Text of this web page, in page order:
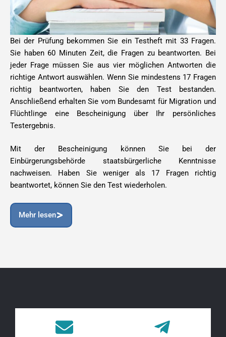
Bei der Prüfung bekommen Sie ein Testheft mit 33 Fragen.
Sie haben 60 Minuten Zeit, die Fragen zu beantworten. Bei
jeder Frage müssen Sie aus vier möglichen Antworten die
richtige Antwort auswählen. Wenn Sie mindestens 17 Fragen
richtig beantworten, haben Sie den Test bestanden.
Anschließend erhalten Sie vom Bundesamt für Migration und
Flüchtlinge eine Bescheinigung über Ihr persönliches
Testergebnis.
Mit der Bescheinigung können Sie bei der
Einbürgerungsbehörde staatsbürgerliche Kenntnisse
nachweisen. Haben Sie weniger als 17 Fragen richtig
beantwortet, können Sie den Test wiederholen.
Mehr lesen